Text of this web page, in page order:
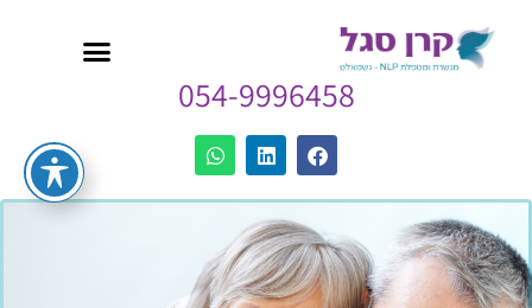
054-9996458